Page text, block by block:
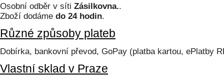
Osobní odběr v síti Zásilkovna..
Zboží dodáme do 24 hodin.
Různé způsoby plateb
Dobírka, bankovní převod, GoPay (platba kartou, ePlatby
Vlastní sklad v Praze